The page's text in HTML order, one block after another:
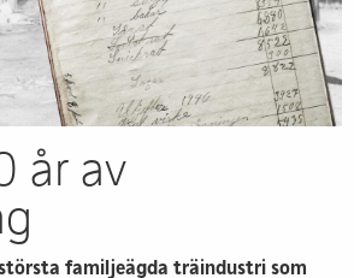
år av
familjeägda träindustri som